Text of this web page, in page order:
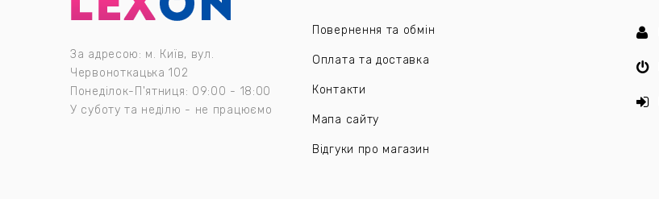
За адресою: м. Київ, вул.
Червоноткацька 102
Понеділок-П'ятниця: 09:00 - 18:00
У суботу та неділю - не працюємо
Повернення та обмін
Оплата та доставка
Контакти
Мапа сайту
Відгуки про магазин